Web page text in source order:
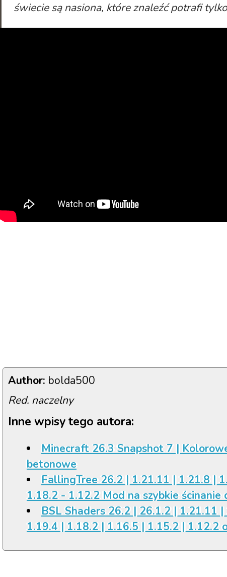
świecie są nasiona, które znaleźć potrafi
Author: bolda500
Red. naczelny
Inne wpisy tego autora:
Minecraft 26.3 Snapshot 7 |
betonowe
FallingTree 26.2 | 1.21.11 | 1.21.8 |
1.18.2 - 1.12.2 Mod na szybkie ścinanie
BSL Shaders 26.2 | 26.1.2 | 1.21.11
1.19.4 | 1.18.2 | 1.16.5 | 1.15.2 | 1.12.2